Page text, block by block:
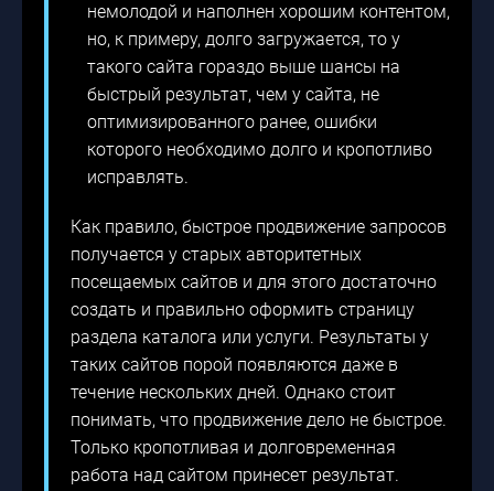
немолодой и наполнен хорошим контентом,
но, к примеру, долго загружается, то у
такого сайта гораздо выше шансы на
быстрый результат, чем у сайта, не
оптимизированного ранее, ошибки
которого необходимо долго и кропотливо
исправлять.
Как правило, быстрое продвижение запросов
получается у старых авторитетных
посещаемых сайтов и для этого достаточно
создать и правильно оформить страницу
раздела каталога или услуги. Результаты у
таких сайтов порой появляются даже в
течение нескольких дней. Однако стоит
понимать, что продвижение дело не быстрое.
Только кропотливая и долговременная
работа над сайтом принесет результат.